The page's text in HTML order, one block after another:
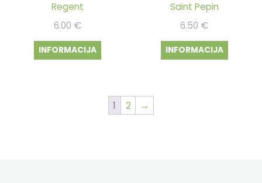
Regent
6.00 €
INFORMACIJA
Saint Pepin
6.50 €
INFORMACIJA
1 2 →